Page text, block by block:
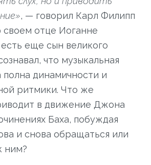
, — говорил Карл Филипп
своем отце Иоганне
еще сын великого
что музыкальная
полна динамичности и
ритмики. Что же
в движение Джона
Баха, побуждая
и снова обращаться или
ним?